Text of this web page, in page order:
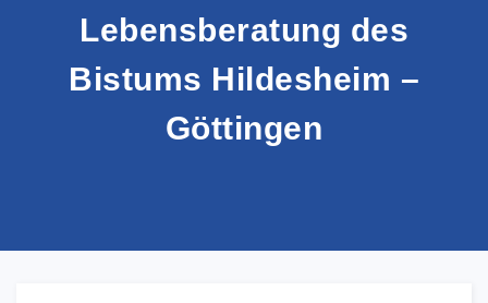
Lebensberatung des
Bistums Hildesheim –
Göttingen